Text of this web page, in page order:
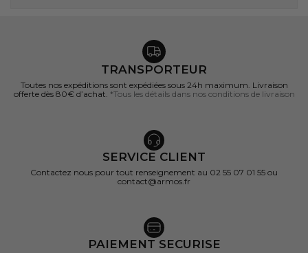
TRANSPORTEUR
Toutes nos expéditions sont expédiées sous 24h maximum. Livraison
offerte dès 80€ d’achat. *Tous les détails dans nos conditions de livraison
SERVICE CLIENT
Contactez nous pour tout renseignement au 02 55 07 01 55 ou
contact@armos.fr
PAIEMENT SECURISE